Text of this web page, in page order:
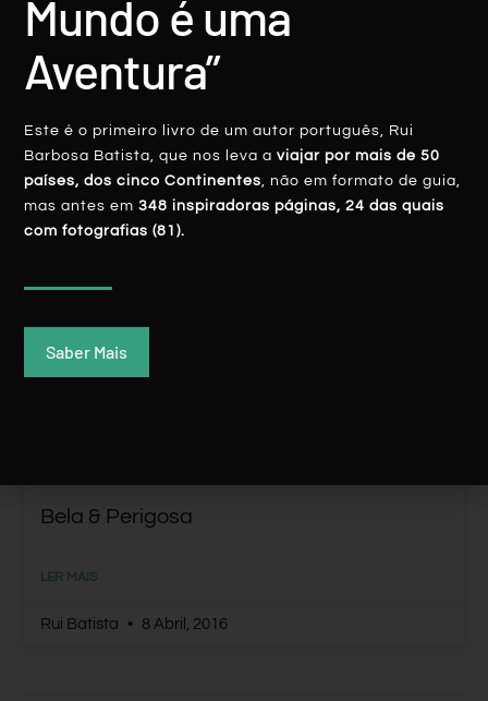
Rui Batista 20 Abril, 2016
Bela & Perigosa
LER MAIS
Rui Batista 8 Abril, 2016
Mundo é uma
Aventura”
Este é o primeiro livro de um autor português, Rui
Barbosa Batista, que nos leva aviajar por mais de 50
países, dos cinco Continentes, não em formato de guia,
mas antes em348 inspiradoras páginas, 24 das quais
com fotografias (81).
Saber Mais